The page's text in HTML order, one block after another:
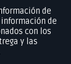
de
de
con los
y las